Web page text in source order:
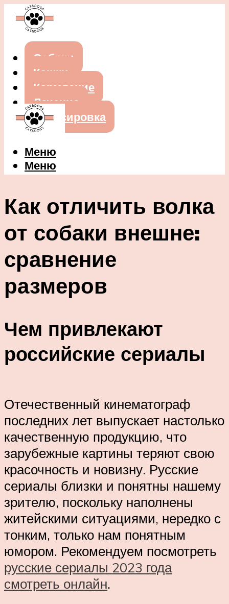
Собаки
Кошки
Кормление
Лечение
Дрессировка
Меню
Меню
Как отличить волка
от собаки внешне:
сравнение
размеров
Чем привлекают
российские сериалы
Отечественный кинематограф
последних лет выпускает настолько
качественную продукцию, что
зарубежные картины теряют свою
красочность и новизну. Русские
сериалы близки и понятны нашему
зрителю, поскольку наполнены
житейскими ситуациями, нередко с
тонким, только нам понятным
юмором. Рекомендуем посмотреть
русские сериалы 2023 года
смотреть онлайн.